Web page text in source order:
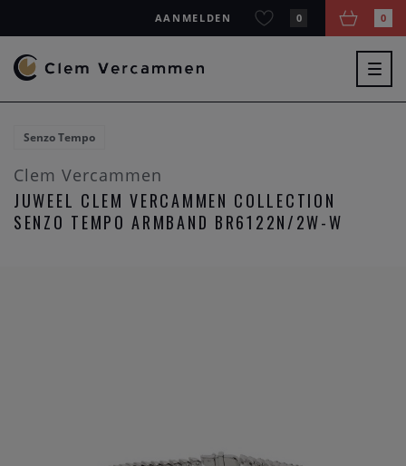
AANMELDEN 0 0
Senzo Tempo
Clem Vercammen
JUWEEL CLEM VERCAMMEN COLLECTION
SENZO TEMPO ARMBAND BR6122N/2W-W